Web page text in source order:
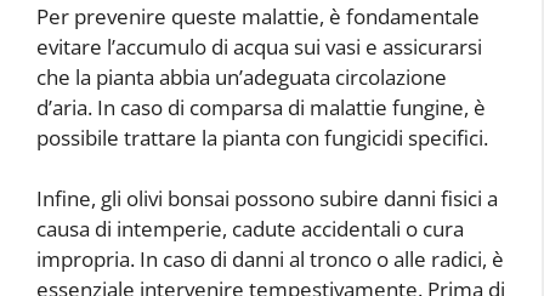
Per prevenire queste malattie, è fondamentale
evitare l’accumulo di acqua sui vasi e assicurarsi
che la pianta abbia un’adeguata circolazione
d’aria. In caso di comparsa di malattie fungine, è
possibile trattare la pianta con fungicidi specifici.
Infine, gli olivi bonsai possono subire danni fisici a
causa di intemperie, cadute accidentali o cura
impropria. In caso di danni al tronco o alle radici, è
essenziale intervenire tempestivamente. Prima di